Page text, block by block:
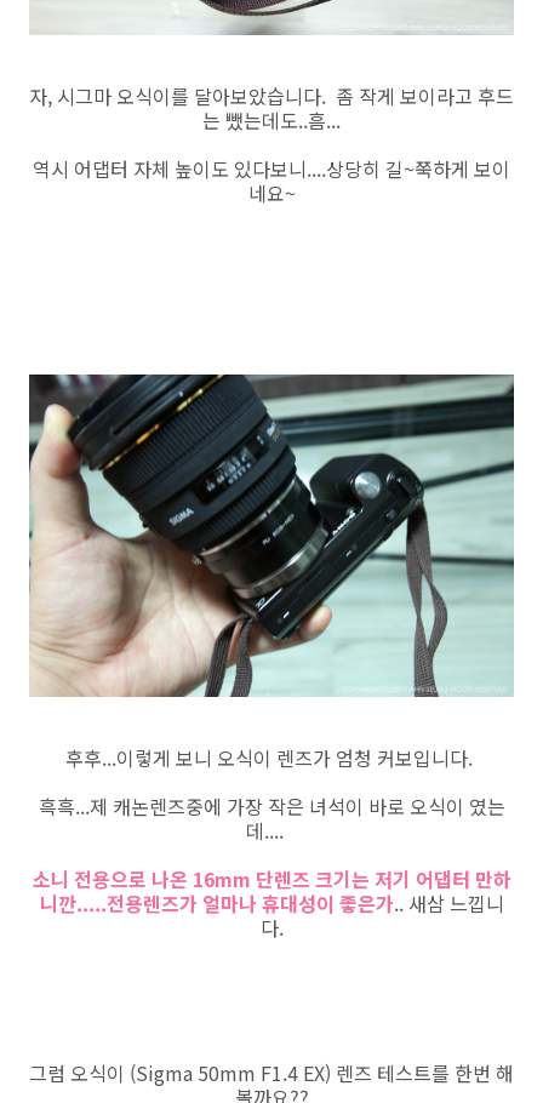
자, 시그마 오식이를 달아보았습니다. 좀 작게 보이라고 후드
는 뺐는데도..흠...
역시 어댑터 자체 높이도 있다보니....상당히 길~쭉하게 보이
네요~
후후...이렇게 보니 오식이 렌즈가 엄청 커보입니다.
흑흑...제 캐논렌즈중에 가장 작은 녀석이 바로 오식이 였는
데....
소니 전용으로 나온 16mm 단렌즈 크기는 저기 어댑터 만하
니깐.....전용렌즈가 얼마나 휴대성이 좋은가.. 새삼 느낍니
다.
그럼 오식이 (Sigma 50mm F1.4 EX) 렌즈 테스트를 한번 해